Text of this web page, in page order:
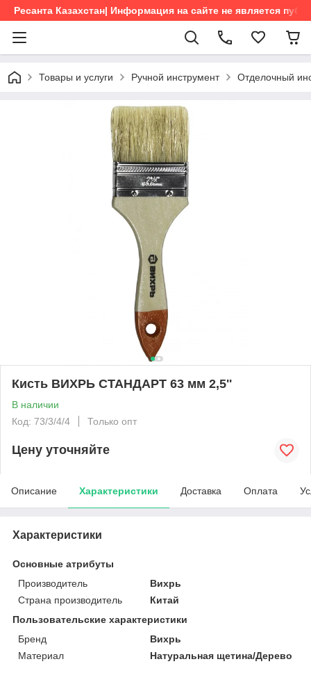
Ресанта Казахстан| Информация на сайте не является
Товары и услуги Ручной инструмент Отделочный
Кисть ВИХРЬ СТАНДАРТ 63 мм 2,5''
В наличии
Код: 73/3/4/4
Только опт
Цену уточняйте
Описание Характеристики Доставка Оплата
Характеристики
Основные атрибуты
Производитель
Вихрь
Страна производитель
Китай
Пользовательские характеристики
Бренд
Вихрь
Материал
Натуральная щетина/Дерево